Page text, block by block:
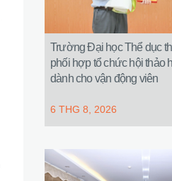
Trường Đại học Thể dục
phối hợp tổ chức hội thảo
dành cho vận động viên
6 THG 8, 2026